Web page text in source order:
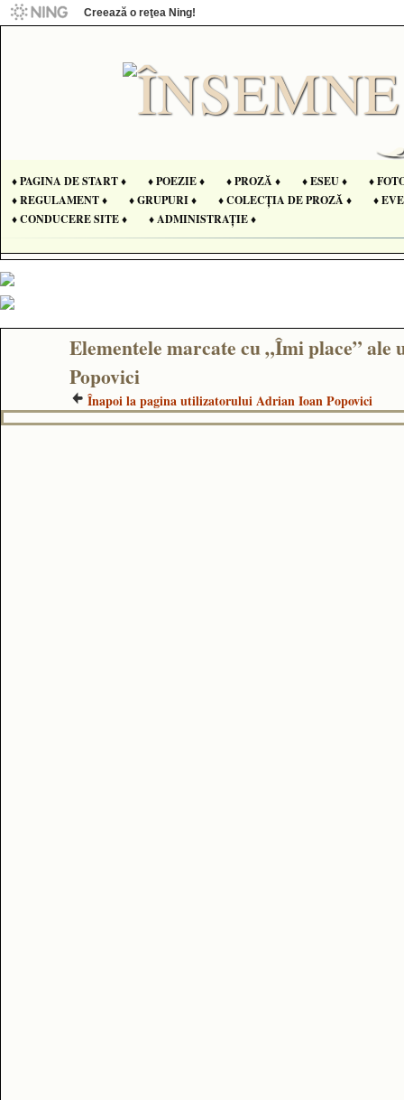
Creează o reţea Ning!
♦ PAGINA DE START ♦ ♦ POEZIE ♦ ♦ PROZĂ ♦ ♦ ESEU ♦
♦
♦ REGULAMENT ♦
♦ GRUPURI ♦ ♦ COLECȚIA DE PROZĂ ♦
♦
♦ CONDUCERE SITE ♦
♦ ADMINISTRAȚIE ♦
Elementele marcate cu „Îmi place”
Popovici
Înapoi la pagina utilizatorului Adrian Ioan Popovici